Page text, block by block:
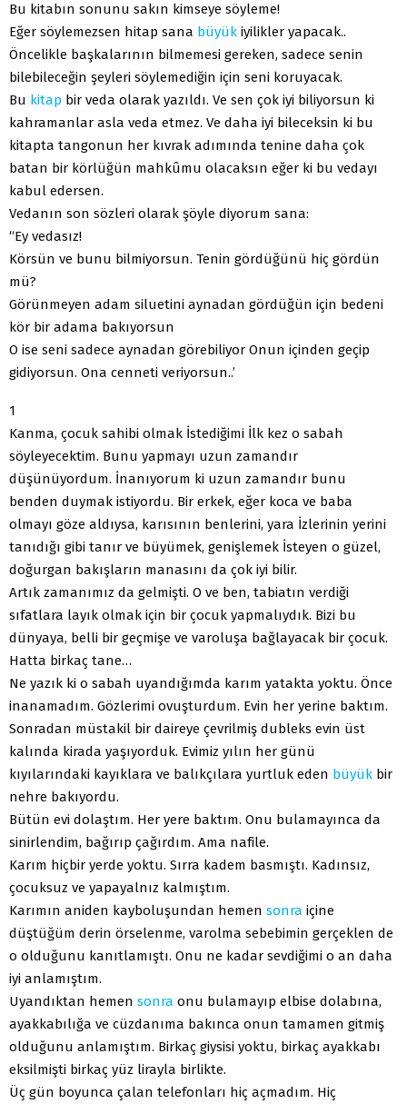
Bu kitabın sonunu sakın kimseye söyleme!
Eğer söylemezsen hitap sana büyük iyilikler yapacak..
Öncelikle başkalarının bilmemesi gereken, sadece senin
bilebileceğin şeyleri söylemediğin için seni koruyacak.
Bu kitap bir veda olarak yazıldı. Ve sen çok iyi biliyorsun ki
kahramanlar asla veda etmez. Ve daha iyi bileceksin ki bu
kitapta tangonun her kıvrak adımında tenine daha çok
batan bir körlüğün mahkûmu olacaksın eğer ki bu vedayı
kabul edersen.
Vedanın son sözleri olarak şöyle diyorum sana:
“Ey vedasız!
Körsün ve bunu bilmiyorsun. Tenin gördüğünü hiç gördün
mü?
Görünmeyen adam siluetini aynadan gördüğün için bedeni
kör bir adama bakıyorsun
O ise seni sadece aynadan görebiliyor Onun içinden geçip
gidiyorsun. Ona cenneti veriyorsun..’
1
Kanma, çocuk sahibi olmak İstediğimi İlk kez o sabah
söyleyecektim. Bunu yapmayı uzun zamandır
düşünüyordum. İnanıyorum ki uzun zamandır bunu
benden duymak istiyordu. Bir erkek, eğer koca ve baba
olmayı göze aldıysa, karısının benlerini, yara İzlerinin yerini
tanıdığı gibi tanır ve büyümek, genişlemek İsteyen o güzel,
doğurgan bakışların manasını da çok iyi bilir.
Artık zamanımız da gelmişti. O ve ben, tabiatın verdiği
sıfatlara layık olmak için bir çocuk yapmalıydık. Bizi bu
dünyaya, belli bir geçmişe ve varoluşa bağlayacak bir çocuk.
Hatta birkaç tane…
Ne yazık ki o sabah uyandığımda karım yatakta yoktu. Önce
inanamadım. Gözlerimi ovuşturdum. Evin her yerine baktım.
Sonradan müstakil bir daireye çevrilmiş dubleks evin üst
kalında kirada yaşıyorduk. Evimiz yılın her günü
kıyılarındaki kayıklara ve balıkçılara yurtluk eden büyük bir
nehre bakıyordu.
Bütün evi dolaştım. Her yere baktım. Onu bulamayınca da
sinirlendim, bağırıp çağırdım. Ama nafile.
Karım hiçbir yerde yoktu. Sırra kadem basmıştı. Kadınsız,
çocuksuz ve yapayalnız kalmıştım.
Karımın aniden kayboluşundan hemen sonra içine
düştüğüm derin örselenme, varolma sebebimin gerçeklen de
o olduğunu kanıtlamıştı. Onu ne kadar sevdiğimi o an daha
iyi anlamıştım.
Uyandıktan hemen sonra onu bulamayıp elbise dolabına,
ayakkabılığa ve cüzdanıma bakınca onun tamamen gitmiş
olduğunu anlamıştım. Birkaç giysisi yoktu, birkaç ayakkabı
eksilmişti birkaç yüz lirayla birlikte.
Üç gün boyunca çalan telefonları hiç açmadım. Hiç